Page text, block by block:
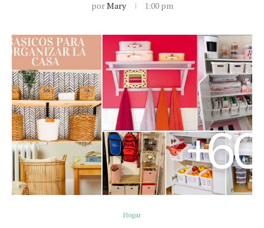
porMary 1:00 pm
Hogar